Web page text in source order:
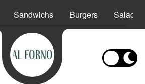
Sandwichs Burgers Salades